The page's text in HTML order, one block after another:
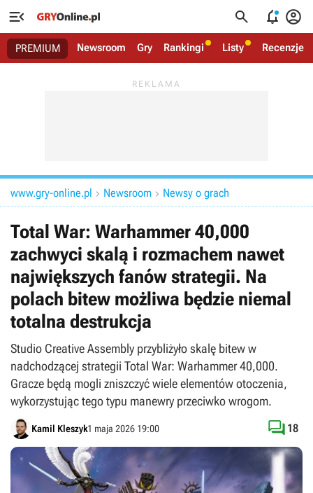
   
PREMIUM Newsroom Gry Rankingi Listy Recenzje
www.gry-online.pl  Newsroom  Newsy o grach
Total War: Warhammer 40,000
zachwyci skalą i rozmachem nawet
największych fanów strategii. Na
polach bitew możliwa będzie niemal
totalna destrukcja
Studio Creative Assembly przybliżyło skalę bitew w
nadchodzącej strategii Total War: Warhammer 40,000.
Gracze będą mogli zniszczyć wiele elementów otoczenia,
wykorzystując tego typu manewry przeciwko wrogom.
Kamil Kleszyk1 maja 2026 19:00  18